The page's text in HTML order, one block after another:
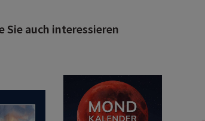
Sie auch interessieren